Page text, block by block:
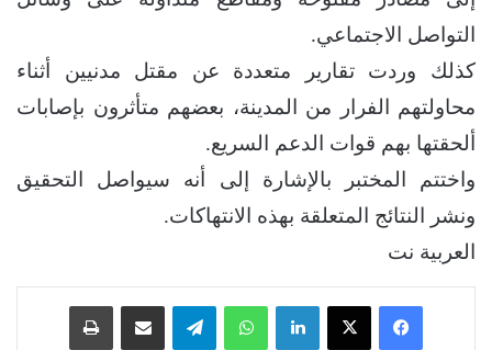
التواصل الاجتماعي.
كذلك وردت تقارير متعددة عن مقتل مدنيين أثناء
محاولتهم الفرار من المدينة، بعضهم متأثرون بإصابات
ألحقتها بهم قوات الدعم السريع.
واختتم المختبر بالإشارة إلى أنه سيواصل التحقيق
ونشر النتائج المتعلقة بهذه الانتهاكات.
العربية نت
فيسبوك ‫X لينكدإن واتساب تيلقرام